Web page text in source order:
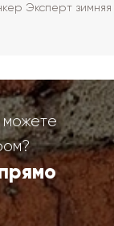
Эксперт зимняя